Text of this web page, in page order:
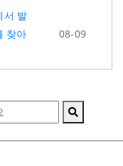
서 발
찾아
08-09